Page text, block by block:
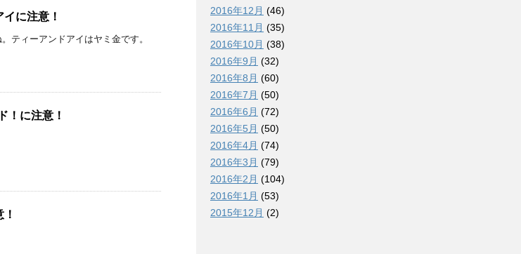
に注意！
ティーアンドアイはヤミ金です。
！に注意！
2016年12月 (46)
2016年11月 (35)
2016年10月 (38)
2016年9月 (32)
2016年8月 (60)
2016年7月 (50)
2016年6月 (72)
2016年5月 (50)
2016年4月 (74)
2016年3月 (79)
2016年2月 (104)
2016年1月 (53)
2015年12月 (2)